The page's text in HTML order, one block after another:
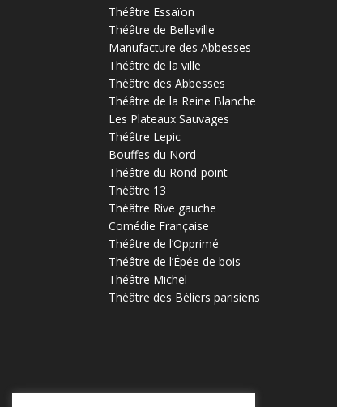
Théâtre Essaïon
Théâtre de Belleville
Manufacture des Abbesses
Théâtre de la ville
Théâtre des Abbesses
Théâtre de la Reine Blanche
Les Plateaux Sauvages
Théâtre Lepic
Bouffes du Nord
Théâtre du Rond-point
Théâtre 13
Théâtre Rive gauche
Comédie Française
Théâtre de l’Opprimé
Théâtre de l’Épée de bois
Théâtre Michel
Théâtre des Béliers parisiens